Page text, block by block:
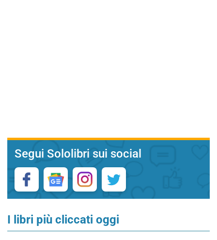
Segui Sololibri sui social
I libri più cliccati oggi